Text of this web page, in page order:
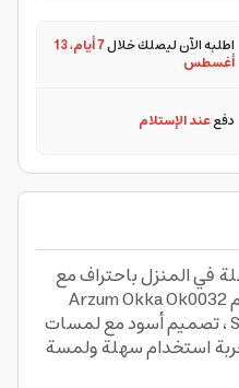
اطلبه الآن ليصلك خلال7 أيام ،13
أغسطس
دفععند الإستلام
في المنزل باحتراف مع
ماكينة قهوة بالحليب من أرزوم Arzum Okka Ok0032
Semi Auto Espresso Machine ، تصميم أسود مع لمسات
استخدام سهلة ولمسة